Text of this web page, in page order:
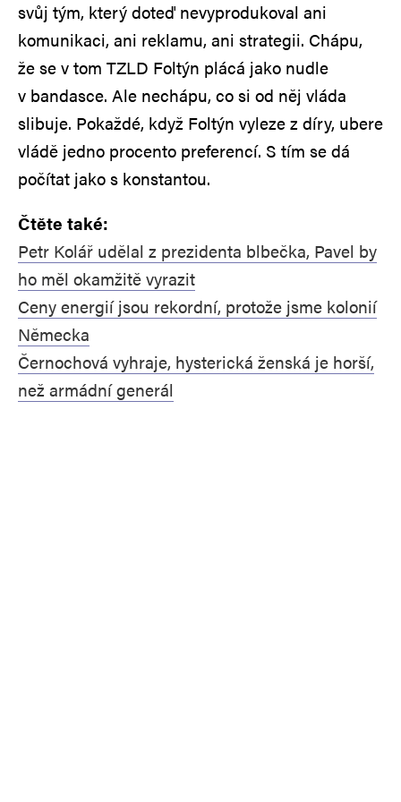
svůj tým, který doteď nevyprodukoval ani
komunikaci, ani reklamu, ani strategii. Chápu,
že se v tom TZLD Foltýn plácá jako nudle
v bandasce. Ale nechápu, co si od něj vláda
slibuje. Pokaždé, když Foltýn vyleze z díry, ubere
vládě jedno procento preferencí. S tím se dá
počítat jako s konstantou.
Čtěte také:
Petr Kolář udělal z prezidenta blbečka, Pavel by
ho měl okamžitě vyrazit
Ceny energií jsou rekordní, protože jsme kolonií
Německa
Černochová vyhraje, hysterická ženská je horší,
než armádní generál